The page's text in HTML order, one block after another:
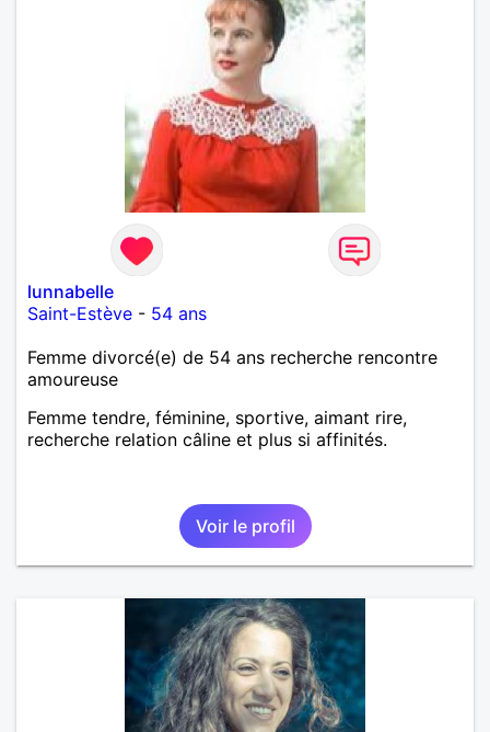
lunnabelle
Saint-Estève - 54 ans
Femme divorcé(e) de 54 ans recherche rencontre
amoureuse
Femme tendre, féminine, sportive, aimant rire,
recherche relation câline et plus si affinités.
Voir le profil